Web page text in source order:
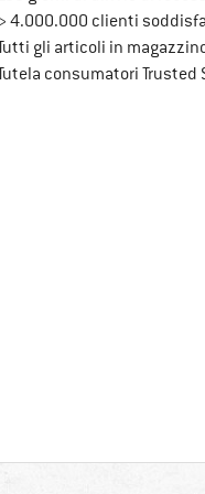
> 4.000.000 clienti
gli articoli in
consumatori Trusted